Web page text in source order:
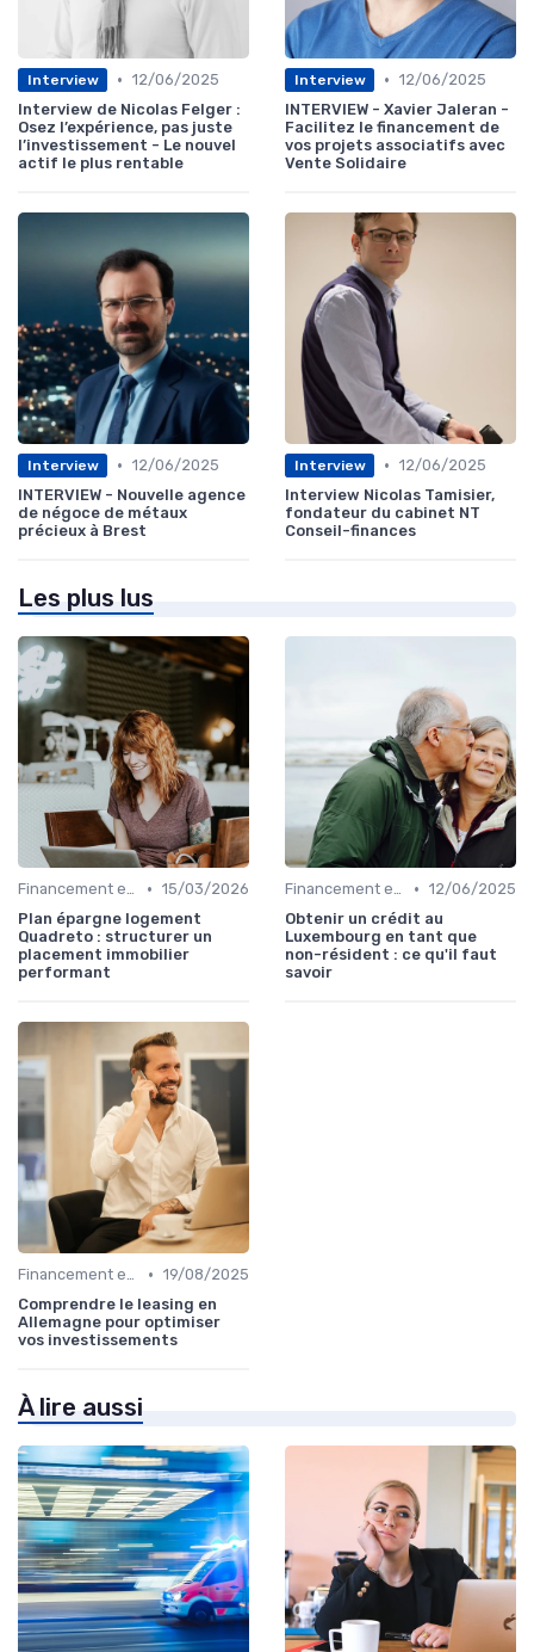
Interview • 12/06/2025
Interview de Nicolas Felger :
Osez l’expérience, pas juste
l’investissement - Le nouvel
actif le plus rentable
Interview • 12/06/2025
INTERVIEW - Xavier Jaleran -
Facilitez le financement de
vos projets associatifs avec
Vente Solidaire
Interview • 12/06/2025
INTERVIEW - Nouvelle agence
de négoce de métaux
précieux à Brest
Interview • 12/06/2025
Interview Nicolas Tamisier,
fondateur du cabinet NT
Conseil-finances
Les plus lus
Financement et Prêts Immobiliers • 15/03/2026
Plan épargne logement
Quadreto : structurer un
placement immobilier
performant
Financement et Prêts Immobiliers • 12/06/2025
Obtenir un crédit au
Luxembourg en tant que
non-résident : ce qu'il faut
savoir
Financement et Prêts Immobiliers • 19/08/2025
Comprendre le leasing en
Allemagne pour optimiser
vos investissements
À lire aussi